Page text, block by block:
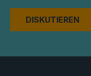
DISKUTIEREN